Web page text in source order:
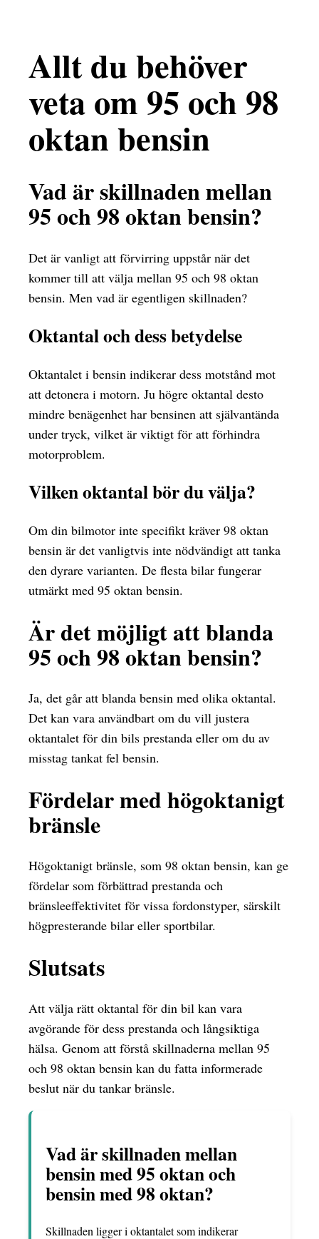
Allt du behöver
veta om 95 och 98
oktan bensin
Vad är skillnaden mellan
95 och 98 oktan bensin?
Det är vanligt att förvirring uppstår när det
kommer till att välja mellan 95 och 98 oktan
bensin. Men vad är egentligen skillnaden?
Oktantal och dess betydelse
Oktantalet i bensin indikerar dess motstånd mot
att detonera i motorn. Ju högre oktantal desto
mindre benägenhet har bensinen att självantända
under tryck, vilket är viktigt för att förhindra
motorproblem.
Vilken oktantal bör du välja?
Om din bilmotor inte specifikt kräver 98 oktan
bensin är det vanligtvis inte nödvändigt att tanka
den dyrare varianten. De flesta bilar fungerar
utmärkt med 95 oktan bensin.
Är det möjligt att blanda
95 och 98 oktan bensin?
Ja, det går att blanda bensin med olika oktantal.
Det kan vara användbart om du vill justera
oktantalet för din bils prestanda eller om du av
misstag tankat fel bensin.
Fördelar med högoktanigt
bränsle
Högoktanigt bränsle, som 98 oktan bensin, kan ge
fördelar som förbättrad prestanda och
bränsleeffektivitet för vissa fordonstyper, särskilt
högpresterande bilar eller sportbilar.
Slutsats
Att välja rätt oktantal för din bil kan vara
avgörande för dess prestanda och långsiktiga
hälsa. Genom att förstå skillnaderna mellan 95
och 98 oktan bensin kan du fatta informerade
beslut när du tankar bränsle.
Vad är skillnaden mellan
bensin med 95 oktan och
bensin med 98 oktan?
Skillnaden ligger i oktantalet som indikerar